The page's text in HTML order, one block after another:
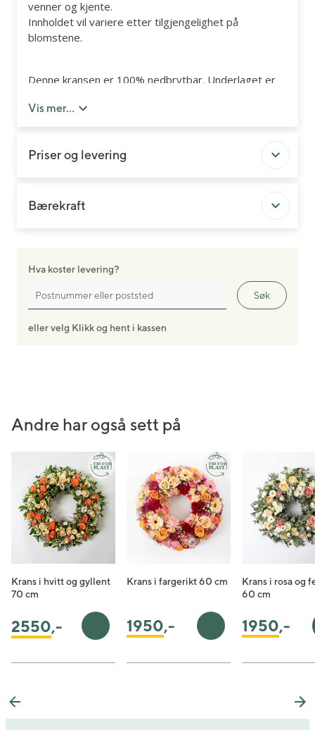
venner og kjente.
Innholdet vil variere etter tilgjengelighet på
blomstene.
Denne kransen er 100% nedbrytbar. Underlaget er
at hele produktet kan komposteres etter
senere i handleløpet.
Vis mer...
Priser og levering
Bærekraft
Hva koster levering?
Søk
eller velg Klikk og hent i kassen
Andre har også sett på
Krans i hvitt og gyllent
70 cm
2550,- Legg i handlekurv
Krans i fargerikt 60 cm
1950,- Legg i handlekurv
Krans i rosa og
60 cm
1950,-
Previous